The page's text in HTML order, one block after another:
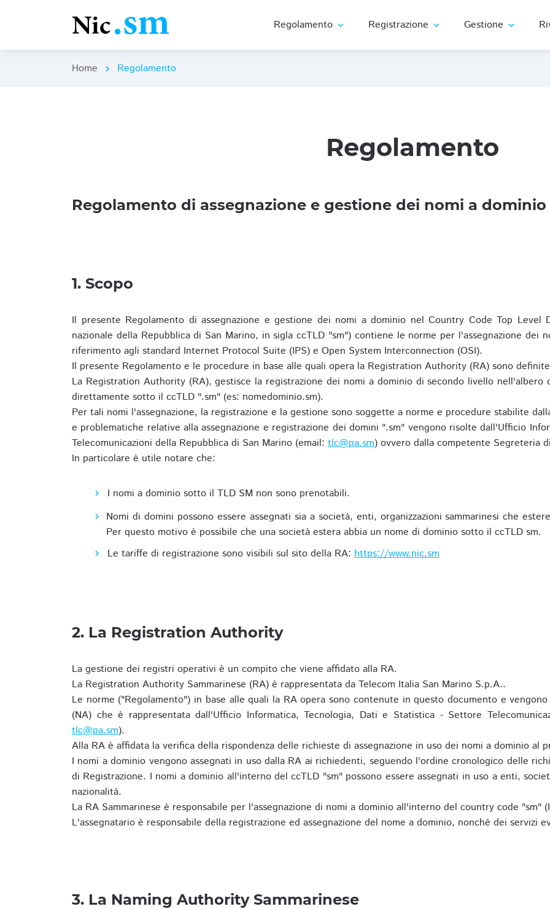
Regolamento expand_more Registrazione expand_more Gestione expand_more
Home chevron_right Regolamento
Regolamento
Regolamento di assegnazione e gestione dei nomi a dominio
1. Scopo
Il presente Regolamento di assegnazione e gestione dei nomi a dominio nel Country Code Top Level
nazionale della Repubblica di San Marino, in sigla ccTLD "sm") contiene le norme per l'assegnazione dei
riferimento agli standard Internet Protocol Suite (IPS) e Open System Interconnection (OSI).
Il presente Regolamento e le procedure in base alle quali opera la Registration Authority (RA) sono
La Registration Authority (RA), gestisce la registrazione dei nomi a dominio di secondo livello nell'albero
direttamente sotto il ccTLD ".sm" (es: nomedominio.sm).
Per tali nomi l'assegnazione, la registrazione e la gestione sono soggette a norme e procedure stabilite
e problematiche relative alla assegnazione e registrazione dei domini ".sm" vengono risolte dall'Ufficio
Telecomunicazioni della Repubblica di San Marino (email: tlc@pa.sm) ovvero dalla competente Segreteria
In particolare è utile notare che:
I nomi a dominio sotto il TLD SM non sono prenotabili.
Nomi di domini possono essere assegnati sia a società, enti, organizzazioni sammarinesi che
Per questo motivo è possibile che una società estera abbia un nome di dominio sotto il ccTLD sm.
Le tariffe di registrazione sono visibili sul sito della RA: https://www.nic.sm
2. La Registration Authority
La gestione dei registri operativi è un compito che viene affidato alla RA.
La Registration Authority Sammarinese (RA) è rappresentata da Telecom Italia San Marino S.p.A..
Le norme ("Regolamento") in base alle quali la RA opera sono contenute in questo documento e
(NA) che è rappresentata dall'Ufficio Informatica, Tecnologia, Dati e Statistica - Settore
tlc@pa.sm).
Alla RA è affidata la verifica della rispondenza delle richieste di assegnazione in uso dei nomi a dominio al
I nomi a dominio vengono assegnati in uso dalla RA ai richiedenti, seguendo l'ordine cronologico delle
di Registrazione. I nomi a dominio all'interno del ccTLD "sm" possono essere assegnati in uso a enti,
nazionalità.
La RA Sammarinese è responsabile per l'assegnazione di nomi a dominio all'interno del country code "sm"
L'assegnatario è responsabile della registrazione ed assegnazione del nome a dominio, nonché dei servizi
3. La Naming Authority Sammarinese